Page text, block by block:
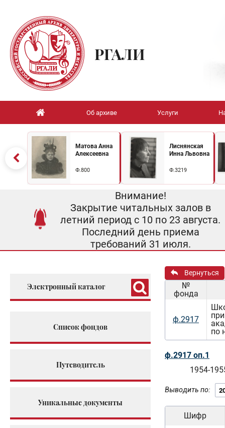
РГАЛИ
Об архиве Услуги
Матова Анна
Алексеевна
Ф.800
Лиснянская
Инна Львовна
Ф.3219
Внимание!
Закрытие читальных залов в
летний период с 10 по 23 августа.
Последний день приема
требований 31 июля.
Электронный каталог
Список фондов
Путеводитель
Уникальные документы
Вернуться
№
фонда
ф.2917
по
ф.2917 оп.1
1954-
Выводить по:
Шифр